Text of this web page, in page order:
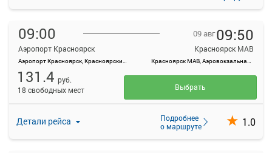
09:00
Аэропорт Красноярск
Аэропорт Красноярск, Красноярский край, Емельяновский район, а/э Емельяново
09 авг09:50
Красноярск МАВ
Красноярск МАВ, Аэровокзальная ул., 22
Детали рейса
Подробнее
о маршруте
1.0
131.4 руб.
18 свободных мест
Выбрать